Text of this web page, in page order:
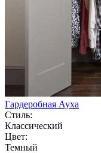
Гардеробная Ауха
Стиль:
Классический
Цвет:
Темный